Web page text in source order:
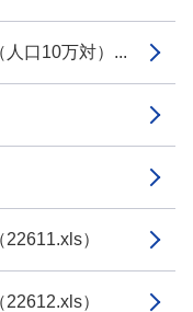
口10万対）...
）
）